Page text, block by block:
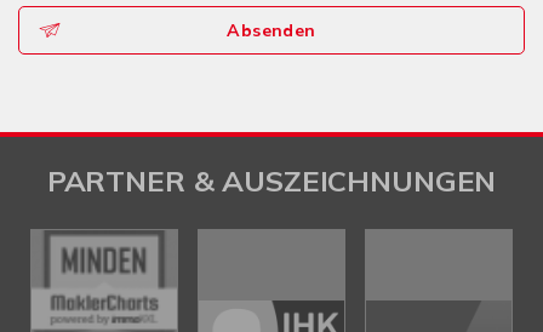
Absenden
PARTNER & AUSZEICHNUNGEN